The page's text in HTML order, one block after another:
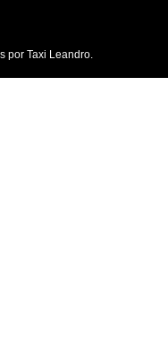
por Taxi Leandro.